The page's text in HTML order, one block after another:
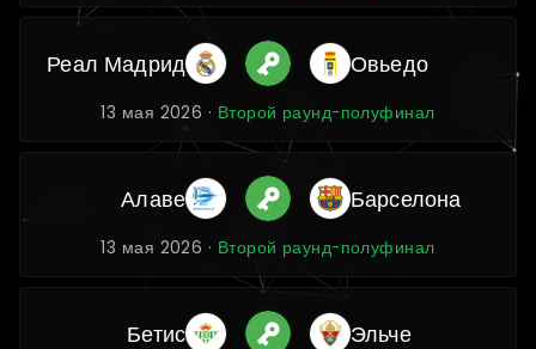
Реал Мадрид Овьедо
13 мая 2026 · Второй раунд-полуфинал
Алаве Барселона
13 мая 2026 · Второй раунд-полуфинал
Бетис Эльче